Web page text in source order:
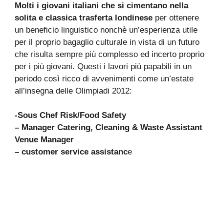
Molti i giovani italiani che si cimentano nella
solita e classica trasferta londinese per ottenere
un beneficio linguistico nonchè un’esperienza utile
per il proprio bagaglio culturale in vista di un futuro
che risulta sempre più complesso ed incerto proprio
per i più giovani. Questi i lavori più papabili in un
periodo così ricco di avvenimenti come un’estate
all’insegna delle Olimpiadi 2012:
-Sous Chef Risk/Food Safety
– Manager Catering, Cleaning & Waste Assistant
Venue Manager
– customer service assistance